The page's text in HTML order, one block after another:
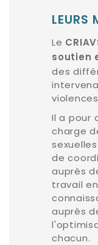
LEURS
Le
soutien
des
Il a pour
charge
de
auprès
travail
auprès
chacun.